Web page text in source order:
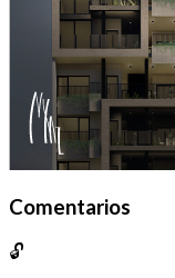
Comentarios
🔓